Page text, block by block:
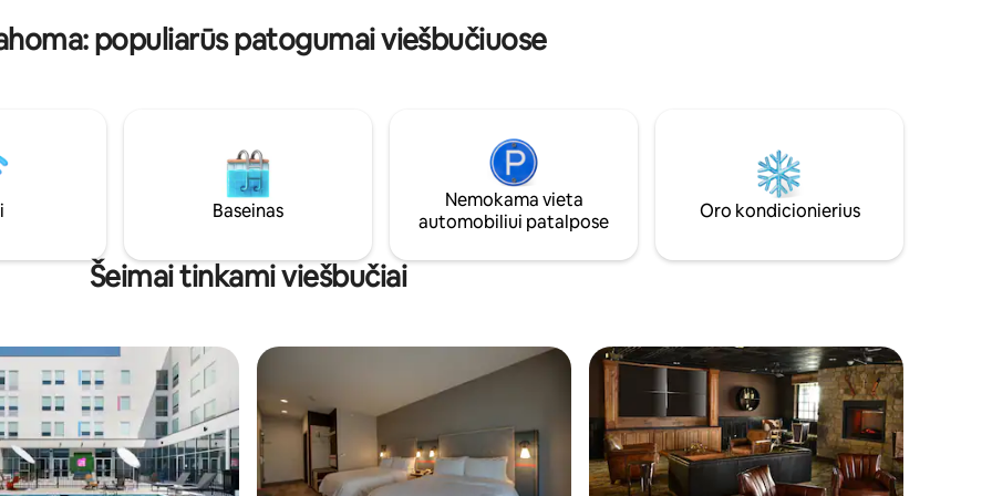
balkonas. Antras
populiarūs patogumai viešbučiuose
Baseinas
Nemokama vieta
automobiliui patalpose
Oro kondicionierius
Šeimai tinkami viešbučiai